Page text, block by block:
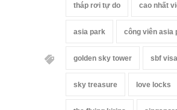
tháp rơi tự do cao nhất
asia park công viên asia
golden sky tower sbf
sky treasure love locks